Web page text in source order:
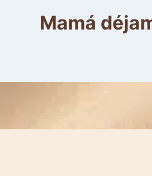
Mamá